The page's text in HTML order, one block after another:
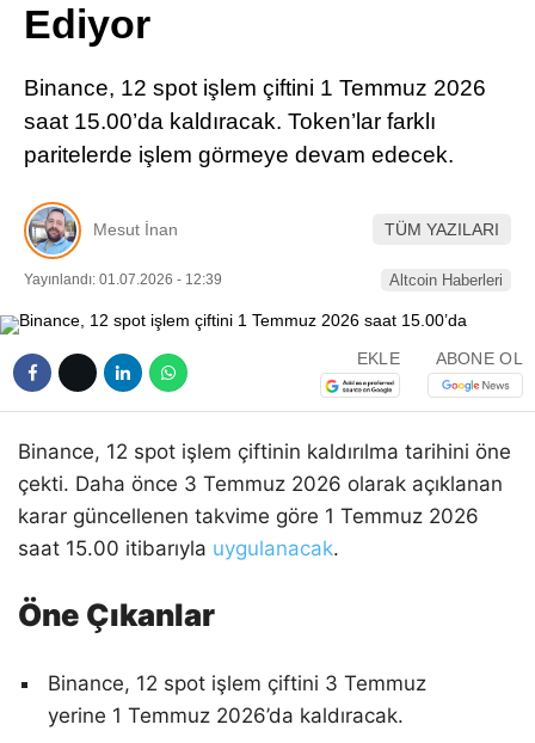
LinkedIn
Ediyor
Binance, 12 spot işlem çiftini 1 Temmuz 2026
saat 15.00’da kaldıracak. Token’lar farklı
paritelerde işlem görmeye devam edecek.
Mesut İnan TÜM YAZILARI
Yayınlandı: 01.07.2026 - 12:39 Altcoin Haberleri
EKLE ABONE OL
Binance, 12 spot işlem çiftinin kaldırılma tarihini öne
çekti. Daha önce 3 Temmuz 2026 olarak açıklanan
karar güncellenen takvime göre 1 Temmuz 2026
saat 15.00 itibarıyla uygulanacak.
Öne Çıkanlar
Binance, 12 spot işlem çiftini 3 Temmuz
yerine 1 Temmuz 2026’da kaldıracak.